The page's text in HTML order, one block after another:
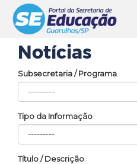
Notícias
Subsecretaria / Programa
Tipo da Informação
Título / Descrição